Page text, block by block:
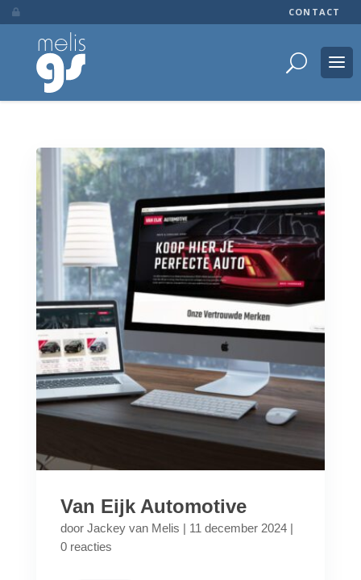
 CONTACT
Van Eijk Automotive
door Jackey van Melis | 11 december 2024|
0 reacties